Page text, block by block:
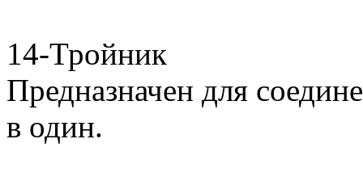
14-Тройник
Предназначен для
в один.